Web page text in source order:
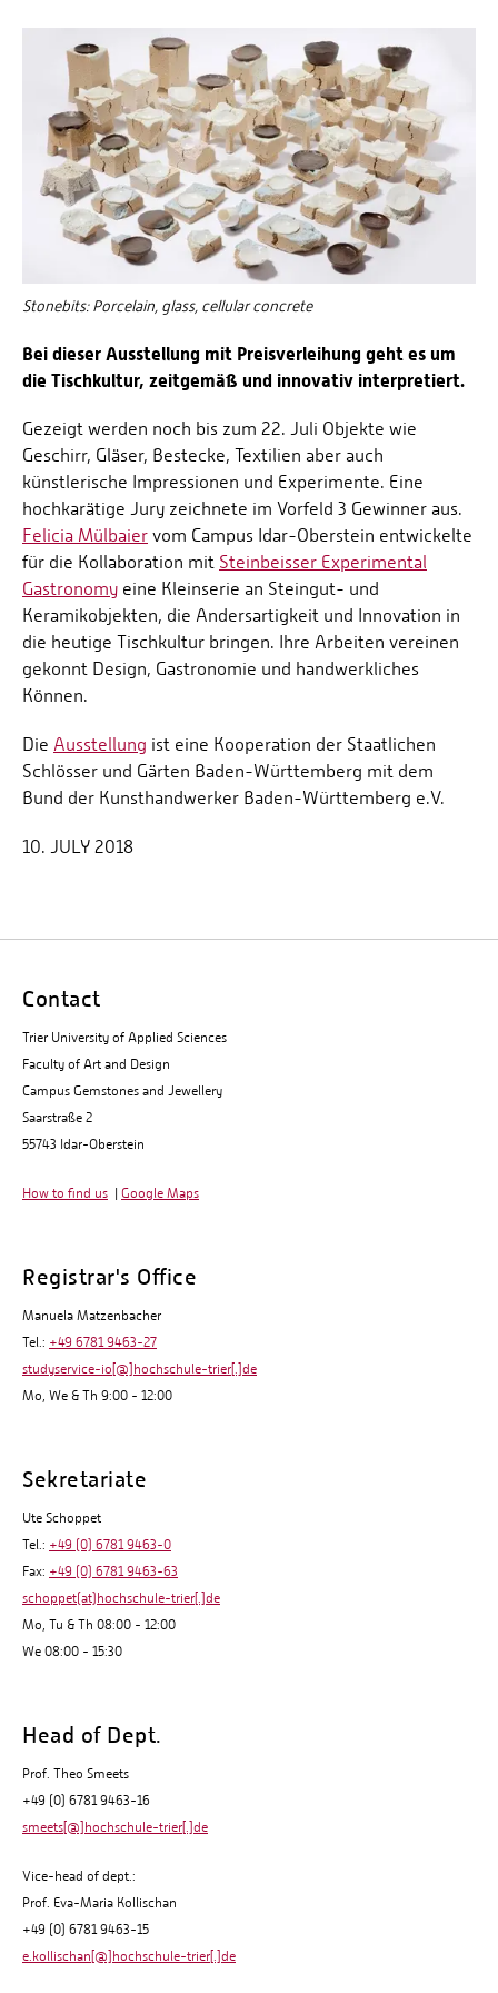
Stonebits: Porcelain, glass, cellular concrete
Bei dieser Ausstellung mit Preisverleihung geht es um
die Tischkultur, zeitgemäß und innovativ interpretiert.
Gezeigt werden noch bis zum 22. Juli Objekte wie
Geschirr, Gläser, Bestecke, Textilien aber auch
künstlerische Impressionen und Experimente. Eine
hochkarätige Jury zeichnete im Vorfeld 3 Gewinner aus.
Felicia Mülbaier vom Campus Idar-Oberstein entwickelte
für die Kollaboration mit Steinbeisser Experimental
Gastronomy eine Kleinserie an Steingut- und
Keramikobjekten, die Andersartigkeit und Innovation in
die heutige Tischkultur bringen. Ihre Arbeiten vereinen
gekonnt Design, Gastronomie und handwerkliches
Können.
Die Ausstellung ist eine Kooperation der Staatlichen
Schlösser und Gärten Baden-Württemberg mit dem
Bund der Kunsthandwerker Baden-Württemberg e.V.
10. JULY 2018
Contact
Trier University of Applied Sciences
Faculty of Art and Design
Campus Gemstones and Jewellery
Saarstraße 2
55743 Idar-Oberstein
How to find us Google Maps
Registrar's Office
Manuela Matzenbacher
Tel.: +49 6781 9463-27
studyservice-io[@]hochschule-trier[.]de
Mo, We & Th 9:00 - 12:00
Sekretariate
Ute Schoppet
Tel.: +49 (0) 6781 9463-0
Fax: +49 (0) 6781 9463-63
schoppet(at)hochschule-trier[.]de
Mo, Tu & Th 08:00 - 12:00
We 08:00 - 15:30
Head of Dept.
Prof. Theo Smeets
+49 (0) 6781 9463-16
smeets[@]hochschule-trier[.]de
Vice-head of dept.:
Prof. Eva-Maria Kollischan
+49 (0) 6781 9463-15
e.kollischan[@]hochschule-trier[.]de